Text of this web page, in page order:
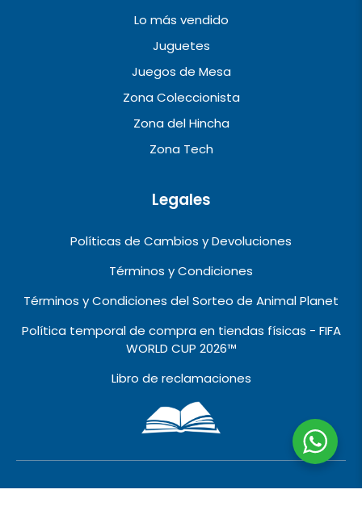
Lo más vendido
Juguetes
Juegos de Mesa
Zona Coleccionista
Zona del Hincha
Zona Tech
Legales
Políticas de Cambios y Devoluciones
Términos y Condiciones
Términos y Condiciones del Sorteo de Animal Planet
Política temporal de compra en tiendas físicas - FIFA
WORLD CUP 2026™️
Libro de reclamaciones